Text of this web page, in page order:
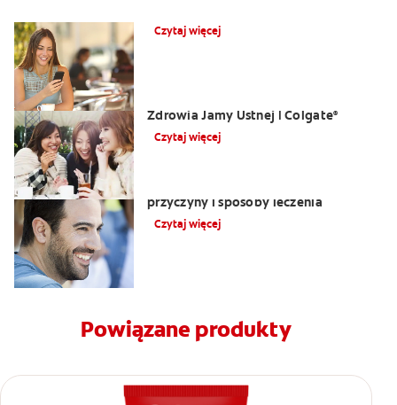
Czytaj więcej
Zdrowia Jamy Ustnej | Colgate®
Czytaj więcej
przyczyny i sposoby leczenia
Czytaj więcej
Powiązane produkty